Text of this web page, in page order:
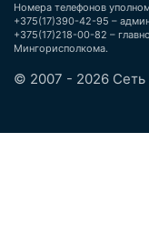
Номера телефонов
+375(17)390-42-95 –
+375(17)218-00-82 –
Мингорисполкома.
© 2007 - 2026 Сеть